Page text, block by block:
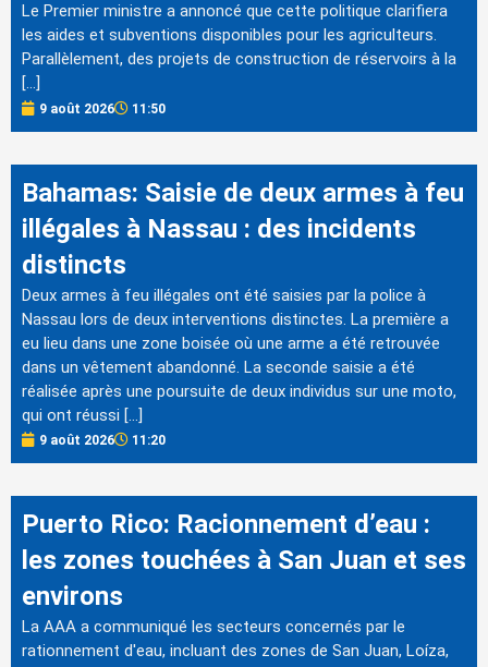
Le Premier ministre a annoncé que cette politique clarifiera
les aides et subventions disponibles pour les agriculteurs.
Parallèlement, des projets de construction de réservoirs à la
[…]
9 août 2026 11:50
Bahamas: Saisie de deux armes à feu
illégales à Nassau : des incidents
distincts
Deux armes à feu illégales ont été saisies par la police à
Nassau lors de deux interventions distinctes. La première a
eu lieu dans une zone boisée où une arme a été retrouvée
dans un vêtement abandonné. La seconde saisie a été
réalisée après une poursuite de deux individus sur une moto,
qui ont réussi […]
9 août 2026 11:20
Puerto Rico: Racionnement d’eau :
les zones touchées à San Juan et ses
environs
La AAA a communiqué les secteurs concernés par le
rationnement d'eau, incluant des zones de San Juan, Loíza,